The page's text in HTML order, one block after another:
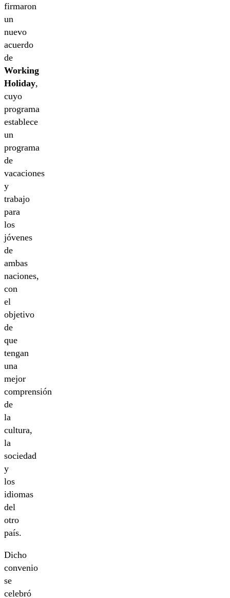
firmaron
un
nuevo
acuerdo
de
Working
Holiday,
cuyo
programa
establece
un
programa
de
vacaciones
y
trabajo
para
los
jóvenes
de
ambas
naciones,
con
el
objetivo
de
que
tengan
una
mejor
comprensión
de
la
cultura,
la
sociedad
y
los
idiomas
del
otro
país.
Dicho
convenio
se
celebró